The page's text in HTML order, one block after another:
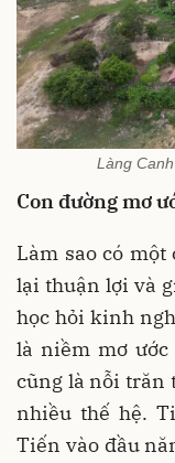
Làng
Con đường mơ
Làm sao có
lại thuận lợi và
học hỏi kinh
là niềm mơ
cũng là nỗi trăn
nhiều thế hệ.
Tiến vào đầu